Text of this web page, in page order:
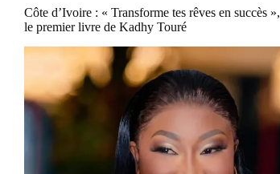
Côte d’Ivoire : « Transforme tes rêves en succès »,
le premier livre de Kadhy Touré